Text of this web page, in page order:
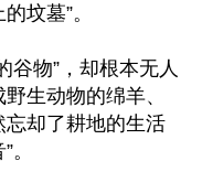
坟墓”。
谷物”，却根本无人
生动物的绵羊、
却了耕地的生活